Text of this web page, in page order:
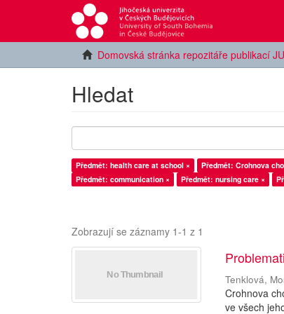
Domovská stránka repozitáře publikací JU
Hledat
Předmět: health care at school × Předmět: Crohnova
Předmět: communication ×
Předmět: nursing care ×
Zobrazují se záznamy 1-1 z 1
Tenklová,
Crohnova
ve všech